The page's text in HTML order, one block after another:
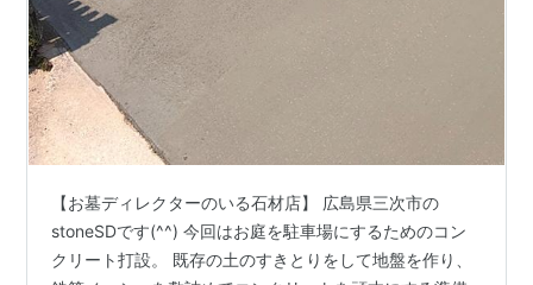
【お墓ディレクターのいる石材店】 広島県三次市の
stoneSDです(^^) 今回はお庭を駐車場にするためのコン
クリート打設。 既存の土のすきとりをして地盤を作り、